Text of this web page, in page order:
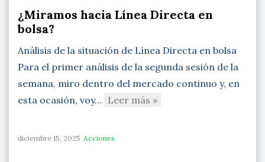
¿Miramos hacia Línea Directa en
bolsa?
Análisis de la situación de Línea Directa en bolsa
Para el primer análisis de la segunda sesión de la
semana, miro dentro del mercado continuo y, en
esta ocasión, voy… Leer más »
diciembre 15, 2025 Acciones